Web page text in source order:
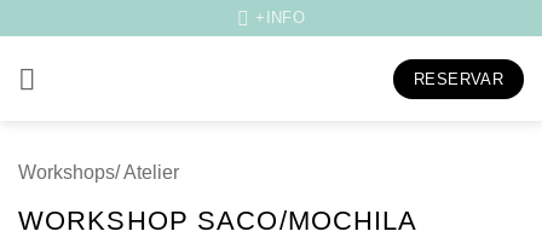
content
+INFO
RESERVAR
Workshops/ Atelier
WORKSHOP SACO/MOCHILA